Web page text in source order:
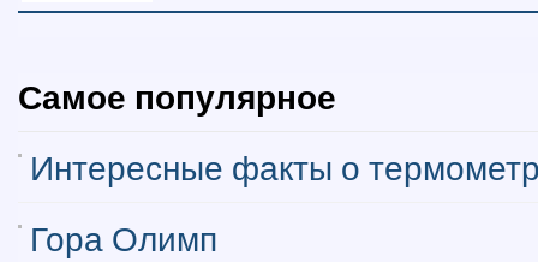
Самое популярное
Интересные факты о
Гора Олимп